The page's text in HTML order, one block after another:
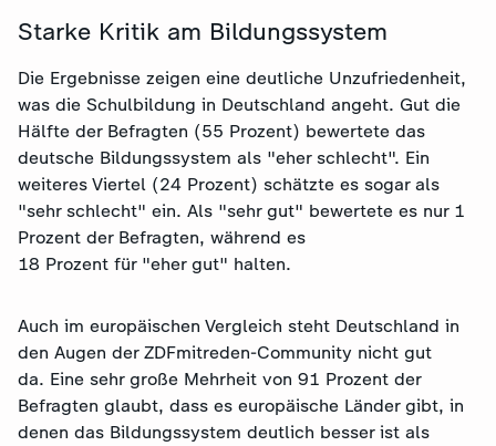
Starke Kritik am Bildungssystem
Die Ergebnisse zeigen eine deutliche Unzufriedenheit,
was die Schulbildung in Deutschland angeht. Gut die
Hälfte der Befragten (55 Prozent) bewertete das
deutsche Bildungssystem als "eher schlecht". Ein
weiteres Viertel (24 Prozent) schätzte es sogar als
"sehr schlecht" ein. Als "sehr gut" bewertete es nur 1
Prozent der Befragten, während es
18 Prozent für "eher gut" halten.
Auch im europäischen Vergleich steht Deutschland in
den Augen der ZDFmitreden-Community nicht gut
da. Eine sehr große Mehrheit von 91 Prozent der
Befragten glaubt, dass es europäische Länder gibt, in
denen das Bildungssystem deutlich besser ist als